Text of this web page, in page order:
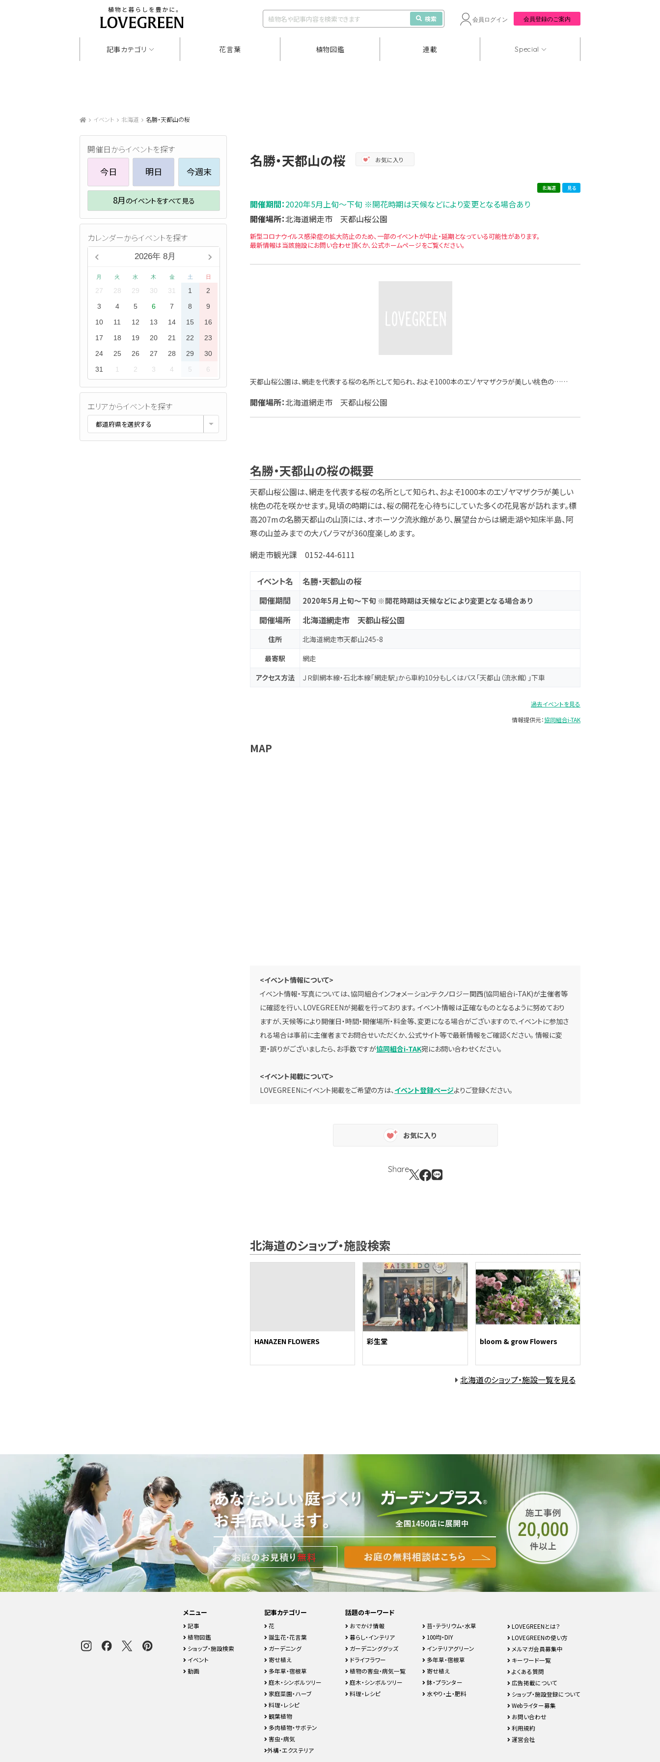
検索 会員ログイン 会員登録のご案内
記事カテゴリ 花言葉 植物図鑑 連載 Special
イベント 北海道 名勝・天都山の桜
名勝・天都山の桜 お気に入り
北海道 見る
開催期間：2020年5月上旬～下旬 ※開花時期は天候などにより変更となる場合あり
開催場所：北海道網走市 天都山桜公園
新型コロナウイルス感染症の拡大防止のため、一部のイベントが中止・延期となっている可能性があります。
最新情報は当該施設にお問い合わせ頂くか、公式ホームページをご覧ください。
天都山桜公園は、網走を代表する桜の名所として知られ、およそ1000本のエゾヤマザクラが美しい桃色の……
開催場所：北海道網走市 天都山桜公園
名勝・天都山の桜の概要
天都山桜公園は、網走を代表する桜の名所として知られ、およそ1000本のエゾヤマザクラが美しい
桃色の花を咲かせます。見頃の時期には、桜の開花を心待ちにしていた多くの花見客が訪れます。標
高207mの名勝天都山の山頂には、オホーツク流氷館があり、展望台からは網走湖や知床半島、阿
寒の山並みまでの大パノラマが360度楽しめます。
網走市観光課 0152-44-6111
イベント名
名勝・天都山の桜
開催期間
2020年5月上旬～下旬 ※開花時期は天候などにより変更となる場合あり
開催場所 北海道網走市 天都山桜公園
住所
北海道網走市天都山245-8
最寄駅
網走
アクセス方法
ＪＲ釧網本線・石北本線「網走駅」から車約10分もしくはバス「天都山（流氷館）」下車
過去イベントを見る
情報提供元：協同組合i-TAK
MAP
<イベント情報について>
イベント情報・写真については、協同組合インフォメーションテクノロジー関西(協同組合i-TAK)が主催者等
に確認を行い、LOVEGREENが掲載を行っております。 イベント情報は正確なものとなるように努めており
ますが、天候等により開催日・時間・開催場所・料金等、変更になる場合がございますので、イベントに参加さ
れる場合は事前に主催者までお問合せいただくか、公式サイト等で最新情報をご確認ください。 情報に変
更・誤りがございましたら、お手数ですが協同組合i-TAK宛にお問い合わせください。
<イベント掲載について>
LOVEGREENにイベント掲載をご希望の方は、イベント登録ページよりご登録ください。
お気に入り
Share
北海道のショップ・施設検索
HANAZEN FLOWERS 彩生堂 bloom & grow Flowers
北海道のショップ・施設一覧を見る
開催日からイベントを探す
今日 明日 今週末
8月 のイベントをすべて見る
カレンダーからイベントを探す
2026年 8月
月 火 水 木 金 土 日
27 28 29 30 31 1
2
3
4 5 6 7 8
9
10
11 12 13 14 15
16
17
18 19 20 21 22
23
24
25 26 27 28 29
30
31
1 2 3 4 5 6
エリアからイベントを探す
メニュー
記事
植物図鑑
ショップ・施設検索
イベント
動画
記事カテゴリー
花
誕生花・花言葉
ガーデニング
寄せ植え
多年草・宿根草
庭木・シンボルツリー
家庭菜園・ハーブ
料理・レシピ
観葉植物
多肉植物・サボテン
害虫・病気
外構・エクステリア
話題のキーワード
おでかけ情報
苔・テラリウム・水草
暮らし・インテリア
100均・DIY
ガーデニンググッズ
インテリアグリーン
ドライフラワー
多年草・宿根草
植物の害虫・病気一覧
寄せ植え
庭木・シンボルツリー
鉢・プランター
料理・レシピ
水やり・土・肥料
LOVEGREENとは？
LOVEGREENの使い方
メルマガ会員募集中
キーワード一覧
よくある質問
広告掲載について
ショップ・施設登録について
Webライター募集
お問い合わせ
利用規約
運営会社